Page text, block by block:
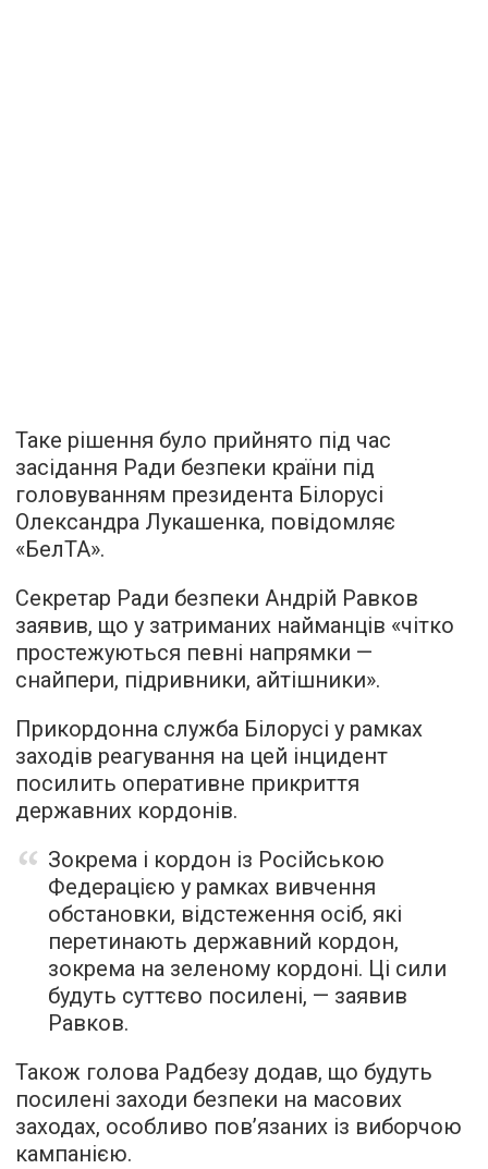
Таке рішення було прийнято під час
засідання Ради безпеки країни під
головуванням президента Білорусі
Олександра Лукашенка, повідомляє
«БелТА».
Секретар Ради безпеки Андрій Равков
заявив, що у затриманих найманців «чітко
простежуються певні напрямки —
снайпери, підривники, айтішники».
Прикордонна служба Білорусі у рамках
заходів реагування на цей інцидент
посилить оперативне прикриття
державних кордонів.
Зокрема і кордон із Російською
Федерацією у рамках вивчення
обстановки, відстеження осіб, які
перетинають державний кордон,
зокрема на зеленому кордоні. Ці сили
будуть суттєво посилені, — заявив
Равков.
Також голова Радбезу додав, що будуть
посилені заходи безпеки на масових
заходах, особливо пов’язаних із виборчою
кампанією.